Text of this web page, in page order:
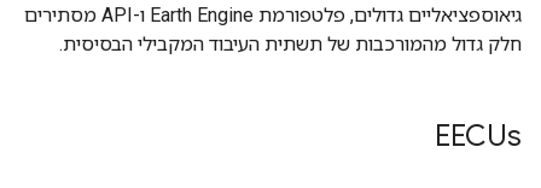
גיאוספציאליים גדולים, פלטפורמת Earth Engine ו-API מסתירים
חלק גדול מהמורכבות של תשתית העיבוד המקבילי הבסיסית.
EECUs